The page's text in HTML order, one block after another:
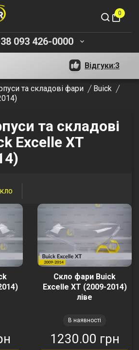
shopping_bag
0
093 426-0000 keyboard_arrow_down
Відгуки:3
та складові фари
Buick
та складові
Excelle XT
Скло фари Buick
Excelle XT (2009-2014)
ліве
В наявності
1230.00 грн